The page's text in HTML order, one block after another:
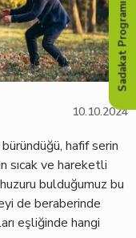
10.10.2024
hafif serin
sıcak ve hareketli
bulduğumuz bu
de beraberinde
eşliğinde hangi
Sadakat Programı